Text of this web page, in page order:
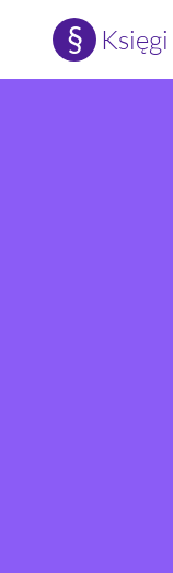
§ Księgi